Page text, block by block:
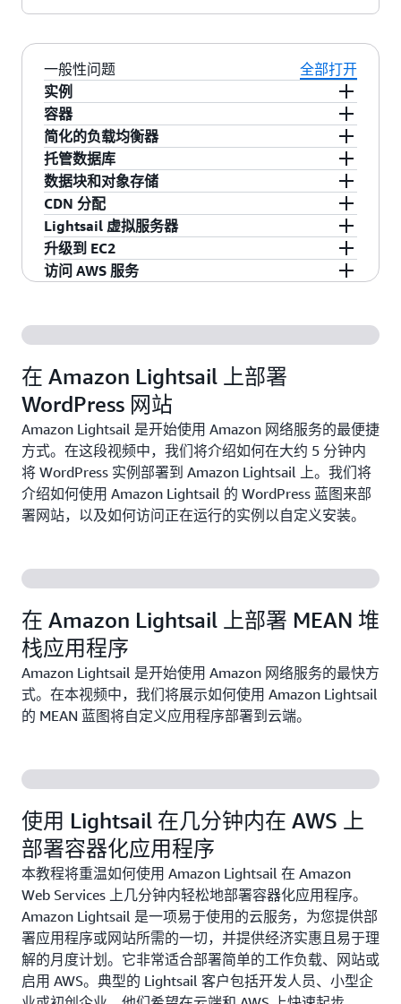
一般性问题
全部打开
实例
Lightsail 提供易于建立的虚拟服务器（实例），
并以 AWS 的强大功能和可靠性为后盾。您可以在
几分钟内启动网站、Web 应用程序或项目，并通
过直观的 Lightsail 控制台或 API 管理实例。
在创建实例时，Lightsail 让您只需单击即可启动
简单的操作系统 (OS)、预置的应用程序或开发堆
栈，例如 WordPress、Windows、Plesk、LAMP
容器
Lightsail 提供了一种在云中运行容器的简便方
法。借助 Lightsail Container Service，客户现在
只需几个步骤即可运行容器化的应用程序，并从
Internet 安全访问它们。
利用 Lightsail Containers，客户可以直接从开发
人员工作流在云上运行 Docker 容器。Lightsail 从
请参阅定价
简化的负载均衡器
Lightsail 的简化负载均衡在您的实例之间路由
Web 流量，因此您的网站和应用程序可以适应流
量变化，避免中断并提供无缝的访问者体验。
另外，Lightsail 负载均衡器包含集成化证书管
理，并提供免费的 SSL/TLS 证书，只需几次点击
了解详情
托管数据库
Lightsail 提供完整配置的 MySQL 或 PostgreSQL
数据库计划，其中包括内存、处理、存储和传输
限额。使用 Lightsail 托管式数据库，您可以轻松
地独立扩展虚拟服务器的数据库，提高应用程序
的可用性，或在云中运行独立数据库。您还可以
接到中央托管式数据库的多个实例，以及将流量
定向到实例的负载均衡器。
请参阅定价
数据块和对象存储
Amazon Lightsail 提供数据块和对象存储。您可以
使用 SSD 型高度可用的存储，快速且轻松地为
Linux 或 Windows 虚拟服务器扩展存储。对于
Lightsail 对象存储，您可以轻松地在云上托管静
CDN 分配
Lightsail 支持内容分发网络 (CDN) 分配，此类分
配与 Amazon CloudFront 构建在相同的基础设施
上。这使您可以通过在全球范围内设置代理服务
的全球用户可以访问地理位置更靠近他们的网
站，从而降低延迟。
了解详情
Lightsail 虚拟服务器
Lightsail 提供易于建立的虚拟服务器（实例），
并以 AWS 的强大功能和可靠性为后盾。您可以在
过直观的 Lightsail 控制台或 API 管理实例。
在创建实例时，Lightsail 让您只需单击即可启动
简单的操作系统 (OS)、预置的应用程序或开发堆
栈，例如 WordPress、Windows、Plesk、LAMP
和 Nginx 等。每个 Lightsail 实例都内置了防火
墙，让您能够根据源 IP、端口和协议来允许或限
制指向实例的流量。
实例运行后，您可以创建自定义警报，并在发生
异常时收到电子邮件或短信通知。
升级到 EC2
随着您在云方面的想法越来越多，您可以在简单
让您感到放心，因为随着您的网站或应用程序的
发展，我们可以帮助您进行扩展，满足您的需
求。
升级很简单，只需拍摄实例的快照，然后按照
Lightsail 控制台中的分步流程将快照导出到
EC2。然后，您可以使用“升级到 EC2”向导来启动
并运行新的 EC2 实例。
了解有关升级到 EC2 的更多信息
访问 AWS 服务
托管数据库和负载均衡器，让入门变得更容易。
但这并不意味着您只能从这些选项中进行选择，
您可以通过 Amazon VPC 对等将 Lightsail 项目与
AWS 中的 90 多个其他服务集成。
您可以使用 AWS 管理控制台管理 AWS 中的服
务，同时仍在 Lightsail 控制台中进行日常管理。
这样就可以兼具二者之所长！
了解有关将 Lightsail 与其他 AWS 服务配合使用的
在 Amazon Lightsail 上部署
WordPress 网站
Amazon Lightsail 是开始使用 Amazon 网络服务的最便捷
方式。在这段视频中，我们将介绍如何在大约 5 分钟内
将 WordPress 实例部署到 Amazon Lightsail 上。我们将
介绍如何使用 Amazon Lightsail 的 WordPress 蓝图来部
署网站，以及如何访问正在运行的实例以自定义安装。
在 Amazon Lightsail 上部署 MEAN 堆
栈应用程序
Amazon Lightsail 是开始使用 Amazon 网络服务的最快方
式。在本视频中，我们将展示如何使用 Amazon Lightsail
的 MEAN 蓝图将自定义应用程序部署到云端。
使用 Lightsail 在几分钟内在 AWS 上
部署容器化应用程序
本教程将重温如何使用 Amazon Lightsail 在 Amazon
Web Services 上几分钟内轻松地部署容器化应用程序。
Amazon Lightsail 是一项易于使用的云服务，为您提供部
署应用程序或网站所需的一切，并提供经济实惠且易于理
解的月度计划。它非常适合部署简单的工作负载、网站或
启用 AWS。典型的 Lightsail 客户包括开发人员、小型企